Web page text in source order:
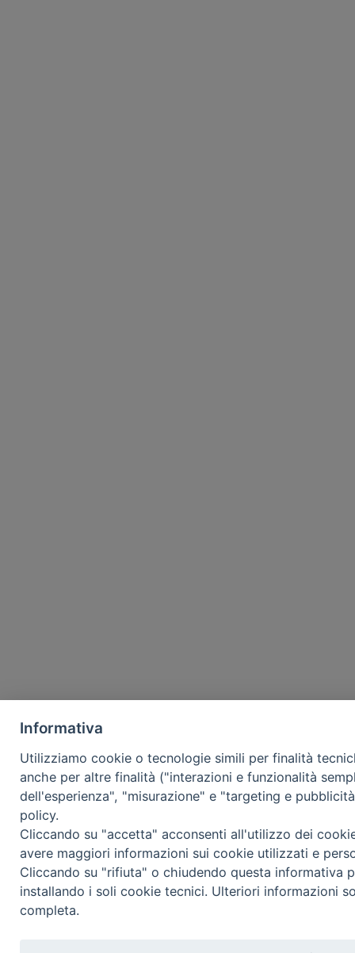
Informativa
Utilizziamo cookie o tecnologie simili per finalità
anche per altre finalità ("interazioni e funzionalità
dell'esperienza", "misurazione" e "targeting e
policy.
Cliccando su "accetta" acconsenti all'utilizzo dei
avere maggiori informazioni sui cookie utilizzati e
Cliccando su "rifiuta" o chiudendo questa informativa
installando i soli cookie tecnici. Ulteriori informazioni
completa.